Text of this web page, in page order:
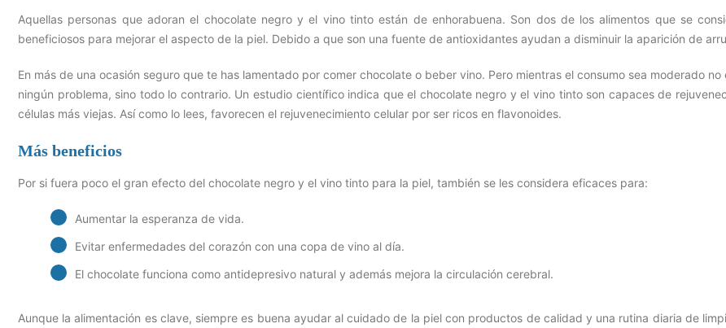
Aquellas personas que adoran el chocolate negro y el vino tinto están de enhorabuena. Son dos de los alimentos que se
beneficiosos para mejorar el aspecto de la piel. Debido a que son una fuente de antioxidantes ayudan a disminuir la aparición de
En más de una ocasión seguro que te has lamentado por comer chocolate o beber vino. Pero mientras el consumo sea moderado no
ningún problema, sino todo lo contrario. Un estudio científico indica que el chocolate negro y el vino tinto son capaces de
células más viejas. Así como lo lees, favorecen el rejuvenecimiento celular por ser ricos en flavonoides.
Más beneficios
Por si fuera poco el gran efecto del chocolate negro y el vino tinto para la piel, también se les considera eficaces para:
Aumentar la esperanza de vida.
Evitar enfermedades del corazón con una copa de vino al día.
El chocolate funciona como antidepresivo natural y además mejora la circulación cerebral.
Aunque la alimentación es clave, siempre es buena ayudar al cuidado de la piel con productos de calidad y una rutina diaria de